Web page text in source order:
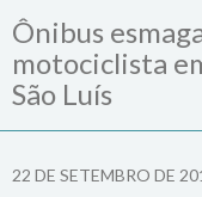
Ônibus
motociclista
São Luís
22 DE SETEMBRO DE